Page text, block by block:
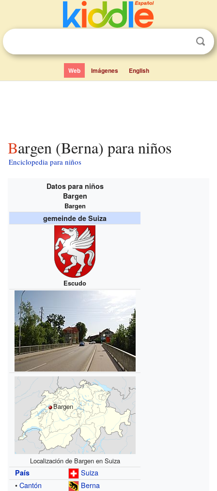
Web Imágenes English
Bargen (Berna) para niños
Enciclopedia para niños
Datos para niños
Bargen
Bargen
gemeinde de Suiza
Escudo
Bargen
Localización de Bargen en Suiza
País
Suiza
•Cantón
Berna